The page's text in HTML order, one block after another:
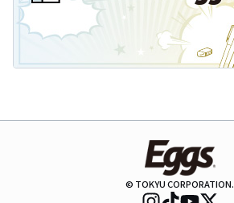
© TOKYU CORPORATION.